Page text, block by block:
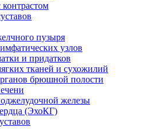
пузыря
узлов
и придатков
тканей и сухожилий
брюшной полости
железы
(ЭхоКГ)